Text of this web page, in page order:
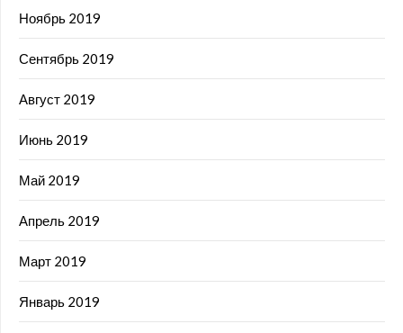
Ноябрь 2019
Сентябрь 2019
Август 2019
Июнь 2019
Май 2019
Апрель 2019
Март 2019
Январь 2019